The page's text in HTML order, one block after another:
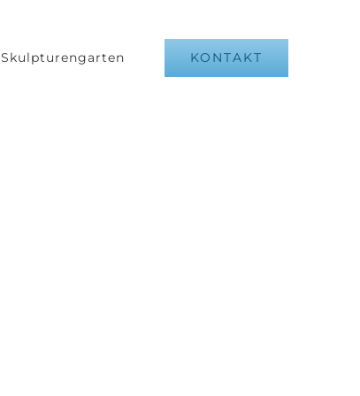
Skulpturengarten KONTAKT